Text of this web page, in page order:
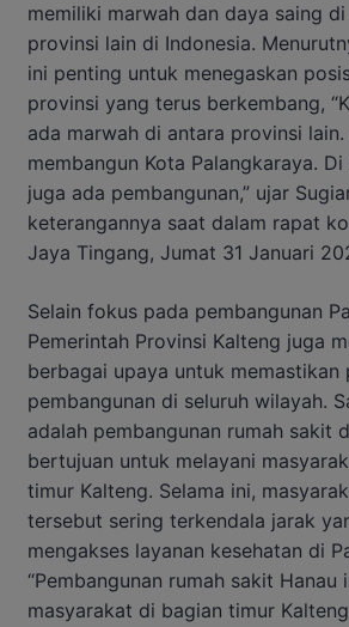
memiliki marwah dan daya saing
provinsi lain di Indonesia.
ini penting untuk menegaskan
provinsi yang terus berkembang,
ada marwah di antara provinsi lain.
membangun Kota Palangkaraya.
juga ada pembangunan,” ujar
keterangannya saat dalam rapat
Jaya Tingang, Jumat 31 Januari
Selain fokus pada pembangunan
Pemerintah Provinsi Kalteng juga
berbagai upaya untuk memastikan
pembangunan di seluruh wilayah.
adalah pembangunan rumah sakit
bertujuan untuk melayani
timur Kalteng. Selama ini,
tersebut sering terkendala jarak
mengakses layanan kesehatan di
“Pembangunan rumah sakit Hanau
masyarakat di bagian timur